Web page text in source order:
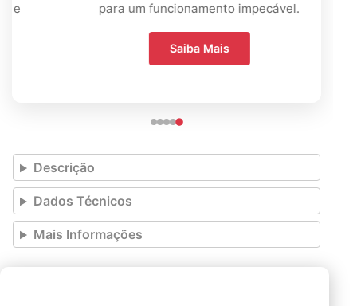
para um funcionamento impecável.
Saiba Mais
Descrição
Dados Técnicos
Mais Informações